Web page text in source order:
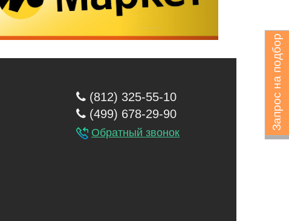
Запрос на подбор
(812) 325-55-10
(499) 678-29-90
Обратный звонок